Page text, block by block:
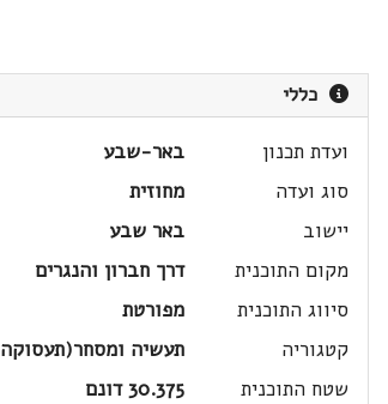
כללי
ועדת תכנון
באר-שבע
סוג ועדה
מחוזית
יישוב
באר שבע
מקום התוכנית
דרך חברון והנגרים
סיווג התוכנית
מפורטת
קטגוריה
תעשיה ומסחר(תעסוקה
שטח התוכנית
30.375 דונם